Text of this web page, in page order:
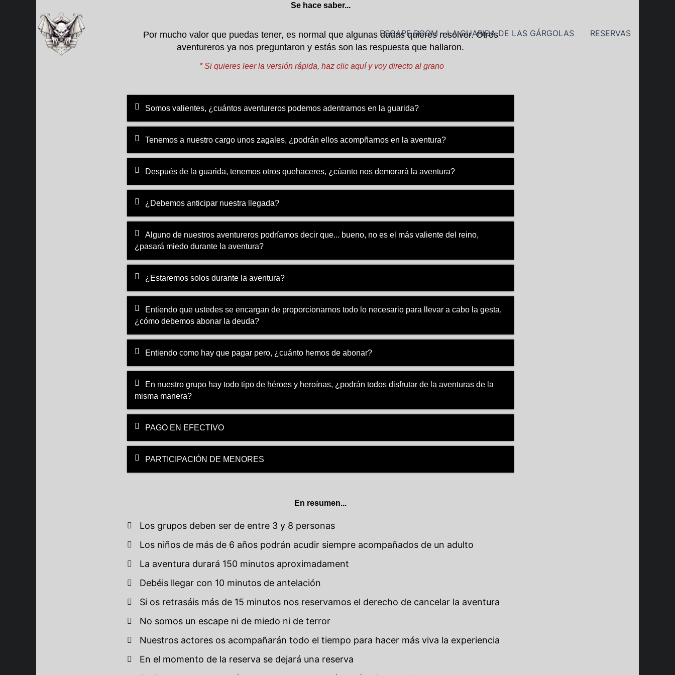
ESCAPE ROOM – LA GUARIDA DE LAS GÁRGOLAS RESERVAS
Se hace saber...
Por mucho valor que puedas tener, es normal que algunas dudas quieres resolver. Otros
aventureros ya nos preguntaron y estás son las respuesta que hallaron.
* Si quieres leer la versión rápida, haz clic aquí y voy directo al grano
Somos valientes, ¿cuántos aventureros podemos adentrarnos en la guarida?
Tenemos a nuestro cargo unos zagales, ¿podrán ellos acompñarnos en la aventura?
Después de la guarida, tenemos otros quehaceres, ¿cúanto nos demorará la aventura?
¿Debemos anticipar nuestra llegada?
Alguno de nuestros aventureros podríamos decir que... bueno, no es el más valiente del reino,
¿pasará miedo durante la aventura?
¿Estaremos solos durante la aventura?
Entiendo que ustedes se encargan de proporcionarnos todo lo necesario para llevar a cabo la gesta,
¿cómo debemos abonar la deuda?
Entiendo como hay que pagar pero, ¿cuánto hemos de abonar?
En nuestro grupo hay todo tipo de héroes y heroínas, ¿podrán todos disfrutar de la aventuras de la
misma manera?
PAGO EN EFECTIVO
PARTICIPACIÓN DE MENORES
En resumen...
Los grupos deben ser de entre 3 y 8 personas
Los niños de más de 6 años podrán acudir siempre acompañados de un adulto
La aventura durará 150 minutos aproximadament
Debéis llegar con 10 minutos de antelación
Si os retrasáis más de 15 minutos nos reservamos el derecho de cancelar la aventura
No somos un escape ni de miedo ni de terror
Nuestros actores os acompañarán todo el tiempo para hacer más viva la experiencia
En el momento de la reserva se dejará una reserva